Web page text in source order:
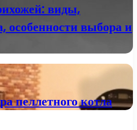
виды,
особенности выбора и
пеллетного котла